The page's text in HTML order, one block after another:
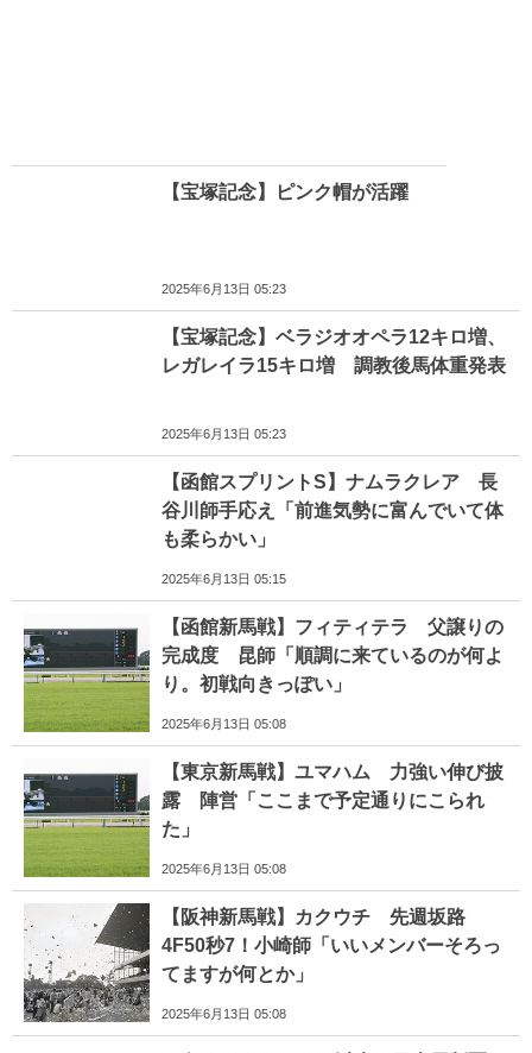
【宝塚記念】ピンク帽が活躍
2025年6月13日 05:23
【宝塚記念】ベラジオオペラ12キロ増、
レガレイラ15キロ増 調教後馬体重発表
2025年6月13日 05:23
【函館スプリントS】ナムラクレア 長
谷川師手応え「前進気勢に富んでいて体
も柔らかい」
2025年6月13日 05:15
【函館新馬戦】フィティテラ 父譲りの
完成度 昆師「順調に来ているのが何よ
り。初戦向きっぽい」
2025年6月13日 05:08
【東京新馬戦】ユマハム 力強い伸び披
露 陣営「ここまで予定通りにこられ
た」
2025年6月13日 05:08
【阪神新馬戦】カクウチ 先週坂路
4F50秒7！小崎師「いいメンバーそろっ
てますが何とか」
2025年6月13日 05:08